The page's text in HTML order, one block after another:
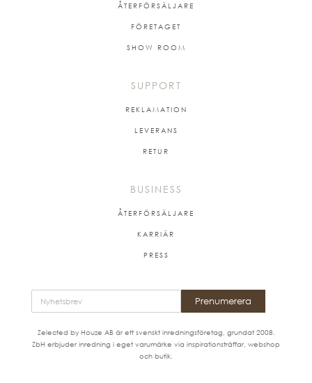
ÅTERFÖRSÄLJARE
FÖRETAGET
SHOW ROOM
SUPPORT
REKLAMATION
LEVERANS
RETUR
BUSINESS
ÅTERFÖRSÄLJARE
KARRIÄR
PRESS
Prenumerera
Zelected by Houze AB är ett svenskt inredningsföretag, grundat 2008.
ZbH erbjuder inredning i eget varumärke via inspirationsträffar, webshop
och butik.